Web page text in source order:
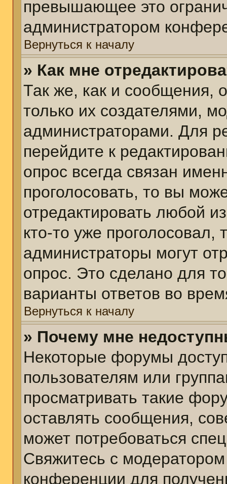
превышающее это
администратором
Вернуться к началу
» Как мне
Так же, как и сообщения,
только их создателями,
администраторами. Для
перейдите к
опрос всегда связан
проголосовать, то вы
отредактировать любой
кто-то уже
администраторы могут
опрос. Это сделано для
варианты ответов во
Вернуться к началу
» Почему мне
Некоторые форумы
пользователям или
просматривать такие
оставлять сообщения,
может потребоваться
Свяжитесь с
конференции для